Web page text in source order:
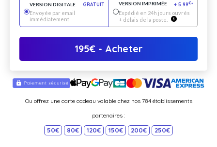
VERSION DIGITALE
GRATUIT
Envoyée par email
immédiatement
VERSION IMPRIMÉE + 5.99€*
Expédié en 24h jours ouvrés
+ délais de la poste.
195€- Acheter
Ou offrez une carte cadeau valable chez nos 784 établissements
partenaires :
50€ 80€ 120€ 150€ 200€ 250€